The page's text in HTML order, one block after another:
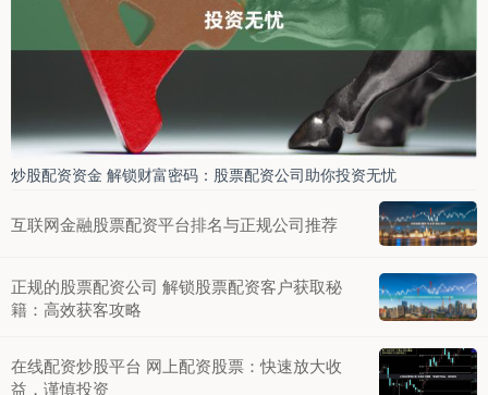
炒股配资资金 解锁财富密码：股票配资公司助你投资无忧
互联网金融股票配资平台排名与正规公司推荐
正规的股票配资公司 解锁股票配资客户获取秘
籍：高效获客攻略
在线配资炒股平台 网上配资股票：快速放大收
益，谨慎投资